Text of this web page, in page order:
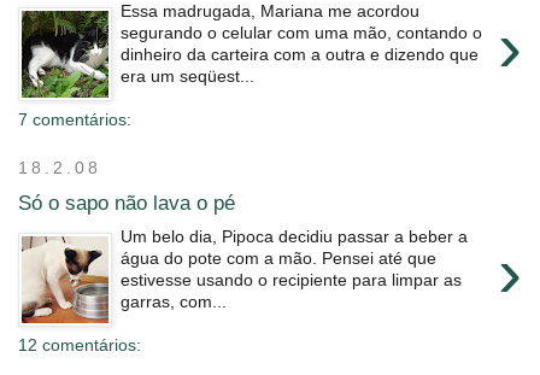
›
Essa madrugada, Mariana me acordou
segurando o celular com uma mão, contando o
dinheiro da carteira com a outra e dizendo que
era um seqüest...
7 comentários:
18.2.08
Só o sapo não lava o pé
›
Um belo dia, Pipoca decidiu passar a beber a
água do pote com a mão. Pensei até que
estivesse usando o recipiente para limpar as
garras, com...
12 comentários: